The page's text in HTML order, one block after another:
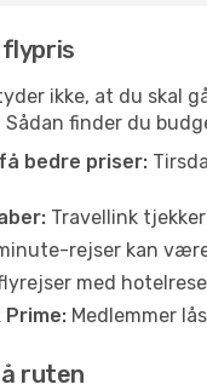
ikke, at du skal
finder du
bedre priser:
Travellink
rejser kan
med
Prime: Medlemmer
ruten